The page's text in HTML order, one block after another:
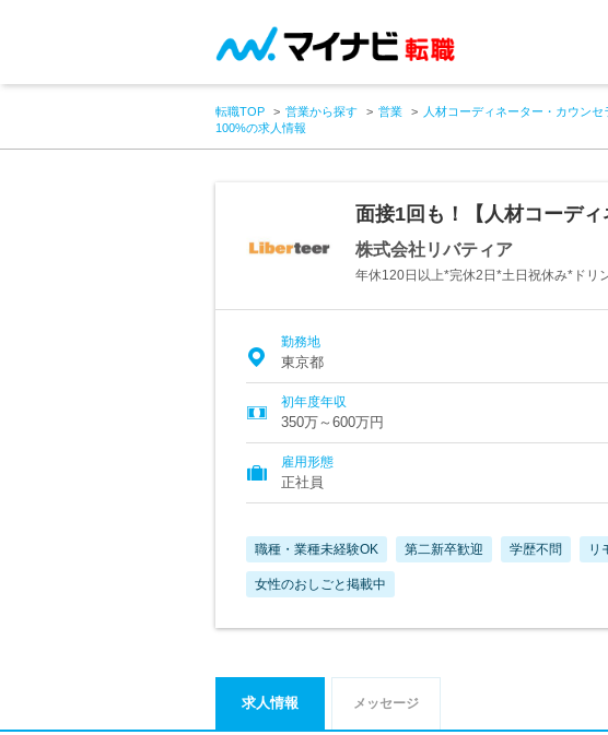
転職TOP 営業から探す 営業 人材コーディネーター・カウンセ
100%の求人情報
面接1回も！【人材コーデ
株式会社リバティア
年休120日以上*完休2日*土日祝休み*ドリ
勤務地
東京都
初年度年収
350万～600万円
雇用形態
正社員
職種・業種未経験OK 第二新卒歓迎 学歴不問 リ
女性のおしごと掲載中
求人情報 メッセージ